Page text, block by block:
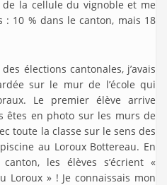
de la cellule du vignoble et me
: 10 % dans le canton, mais 18
élections cantonales, j’avais
sur le mur de l’école qui
Le premier élève arrive
êtes en photo sur les murs de
toute la classe sur le sens des
au Loroux Bottereau. En
les élèves s’écrient «
Loroux » ! Je connaissais mon